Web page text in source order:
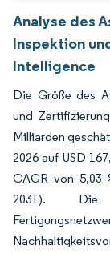
Analyse des
Inspektion
Intelligence
Die Größe des
und
Milliarden
2026 auf USD
CAGR von 5,03
2031). Die